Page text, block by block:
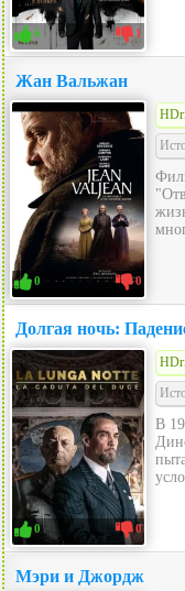
6 1
Жан Вальжан
0 0
Долгая ночь:
0 0
В
Мэри и Джордж